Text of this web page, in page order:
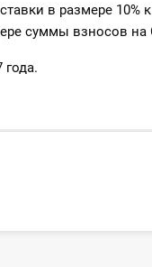
в размере 10%
суммы взносов